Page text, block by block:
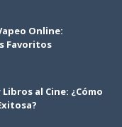
Online:
Favoritos
al Cine: ¿Cómo